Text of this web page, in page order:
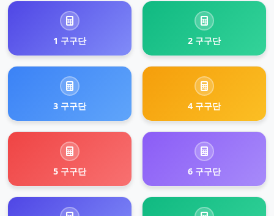
1 구구단 2 구구단
3 구구단 4 구구단
5 구구단 6 구구단